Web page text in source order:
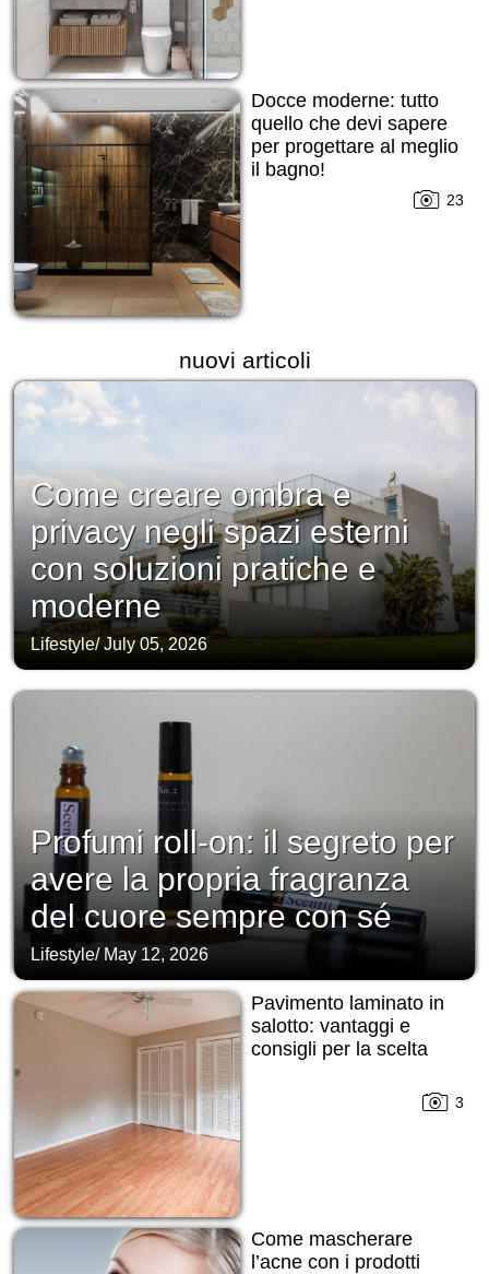
Docce moderne: tutto
quello che devi sapere
per progettare al meglio
il bagno!
23
nuovi articoli
Come creare ombra e
privacy negli spazi esterni
con soluzioni pratiche e
moderne
Lifestyle/July 05, 2026
Profumi roll-on: il segreto per
avere la propria fragranza
del cuore sempre con sé
Lifestyle/ May 12, 2026
Pavimento laminato in
salotto: vantaggi e
consigli per la scelta
3
Come mascherare
l’acne con i prodotti